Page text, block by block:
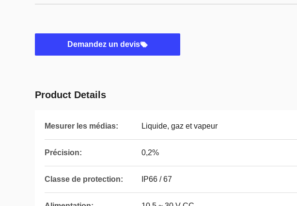
Demandez un devis
Product Details
Mesurer les médias: Liquide, gaz et vapeur
Précision: 0,2%
Classe de protection: IP66 / 67